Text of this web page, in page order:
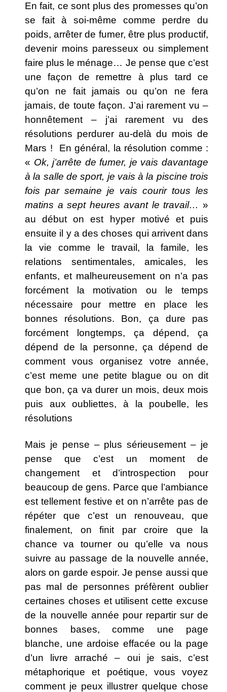
En fait, ce sont plus des promesses qu’on
se fait à soi-même comme perdre du
poids, arrêter de fumer, être plus productif,
devenir moins paresseux ou simplement
faire plus le ménage… Je pense que c’est
une façon de remettre à plus tard ce
qu’on ne fait jamais ou qu’on ne fera
jamais, de toute façon. J’ai rarement vu –
honnêtement – j’ai rarement vu des
résolutions perdurer au-delà du mois de
Mars ! En général, la résolution comme :
« Ok, j’arrête de fumer, je vais davantage
à la salle de sport, je vais à la piscine trois
fois par semaine je vais courir tous les
matins a sept heures avant le travail… »
au début on est hyper motivé et puis
ensuite il y a des choses qui arrivent dans
la vie comme le travail, la famile, les
relations sentimentales, amicales, les
enfants, et malheureusement on n’a pas
forcément la motivation ou le temps
nécessaire pour mettre en place les
bonnes résolutions. Bon, ça dure pas
forcément longtemps, ça dépend, ça
dépend de la personne, ça dépend de
comment vous organisez votre année,
c’est meme une petite blague ou on dit
que bon, ça va durer un mois, deux mois
puis aux oubliettes, à la poubelle, les
résolutions
Mais je pense – plus sérieusement – je
pense que c’est un moment de
changement et d’introspection pour
beaucoup de gens. Parce que l’ambiance
est tellement festive et on n’arrête pas de
répéter que c’est un renouveau, que
finalement, on finit par croire que la
chance va tourner ou qu’elle va nous
suivre au passage de la nouvelle année,
alors on garde espoir. Je pense aussi que
pas mal de personnes préfèrent oublier
certaines choses et utilisent cette excuse
de la nouvelle année pour repartir sur de
bonnes bases, comme une page
blanche, une ardoise effacée ou la page
d’un livre arraché – oui je sais, c’est
métaphorique et poétique, vous voyez
comment je peux illustrer quelque chose